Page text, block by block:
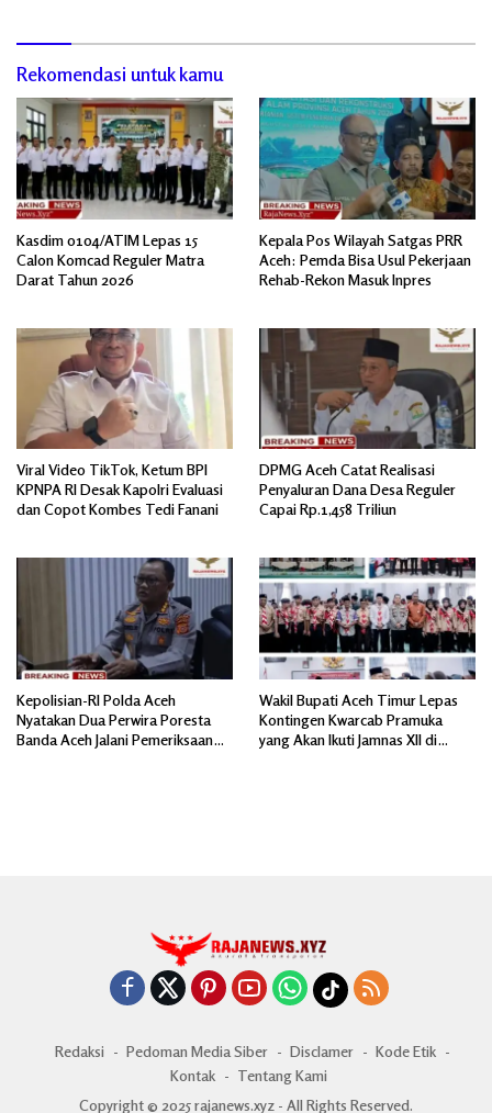
Rekomendasi untuk kamu
Kasdim 0104/ATIM Lepas 15
Calon Komcad Reguler Matra
Darat Tahun 2026
Kepala Pos Wilayah Satgas PRR
Aceh: Pemda Bisa Usul Pekerjaan
Rehab-Rekon Masuk Inpres
Viral Video TikTok, Ketum BPI
KPNPA RI Desak Kapolri Evaluasi
dan Copot Kombes Tedi Fanani
DPMG Aceh Catat Realisasi
Penyaluran Dana Desa Reguler
Capai Rp.1,458 Triliun
Kepolisian-RI Polda Aceh
Nyatakan Dua Perwira Poresta
Banda Aceh Jalani Pemeriksaan
Wakil Bupati Aceh Timur Lepas
Kontingen Kwarcab Pramuka
yang Akan Ikuti Jamnas XII di
Redaksi Pedoman Media Siber Disclamer
Kode Etik
Kontak
Tentang Kami
Copyright © 2025 rajanews.xyz - All Rights Reserved.